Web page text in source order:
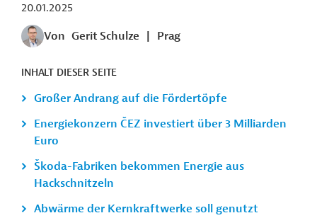
20.01.2025
Von Gerit Schulze Prag
INHALT DIESER SEITE
Großer Andrang auf die Fördertöpfe
Energiekonzern ČEZ investiert über 3 Milliarden
Euro
Škoda-Fabriken bekommen Energie aus
Hackschnitzeln
Abwärme der Kernkraftwerke soll genutzt